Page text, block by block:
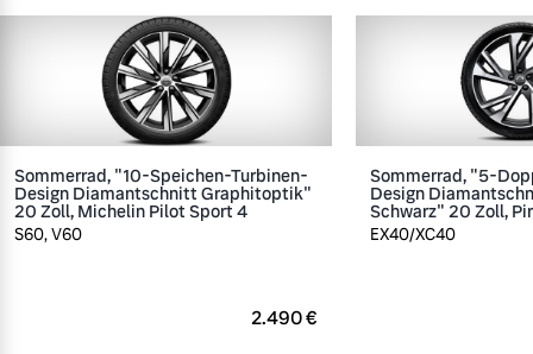
Sommerrad, "10-Speichen-Turbinen-
Design Diamantschnitt Graphitoptik"
20 Zoll, Michelin Pilot Sport 4
S60, V60
2.490 €
Sommerrad, "5-
Design
Schwarz" 20 Zoll,
EX40/XC40